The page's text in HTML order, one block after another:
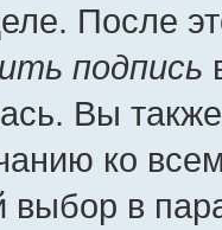
После
подпись
Вы
ко
выбор в